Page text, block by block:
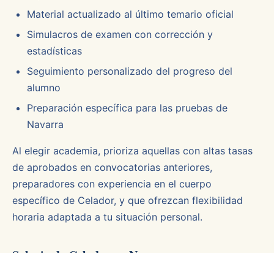
Material actualizado al último temario oficial
Simulacros de examen con corrección y
estadísticas
Seguimiento personalizado del progreso del
alumno
Preparación específica para las pruebas de
Navarra
Al elegir academia, prioriza aquellas con altas tasas
de aprobados en convocatorias anteriores,
preparadores con experiencia en el cuerpo
específico de Celador, y que ofrezcan flexibilidad
horaria adaptada a tu situación personal.